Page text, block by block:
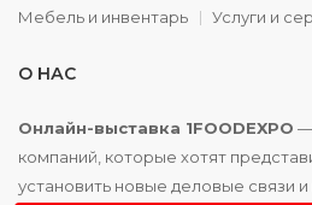
Мебель и инвентарь
Услуги и
О НАС
Онлайн-выставка 1FOODEXPO —
компаний, которые хотят
установить новые деловые связи